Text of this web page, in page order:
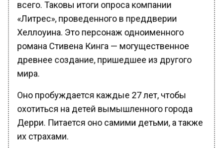
«Литрес», проведенного в преддверии
Хеллоуина. Это персонаж одноименного
романа Стивена Кинга — могущественное
древнее создание, пришедшее из другого
мира.
Оно пробуждается каждые 27 лет, чтобы
охотиться на детей вымышленного города
Дерри. Питается оно самими детьми, а также
их страхами.